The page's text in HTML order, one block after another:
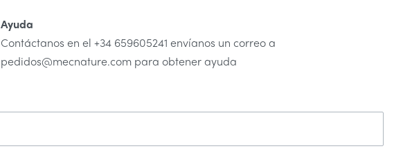
Ayuda
Contáctanos en el +34 659605241 envíanos un correo a
pedidos@mecnature.com para obtener ayuda